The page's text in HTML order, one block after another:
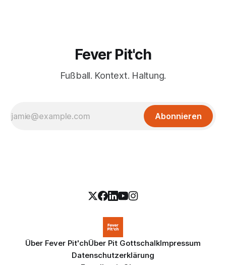
Fever Pit'ch
Fußball. Kontext. Haltung.
Abonnieren
Über Fever Pit'chÜber Pit GottschalkImpressum
Datenschutzerklärung